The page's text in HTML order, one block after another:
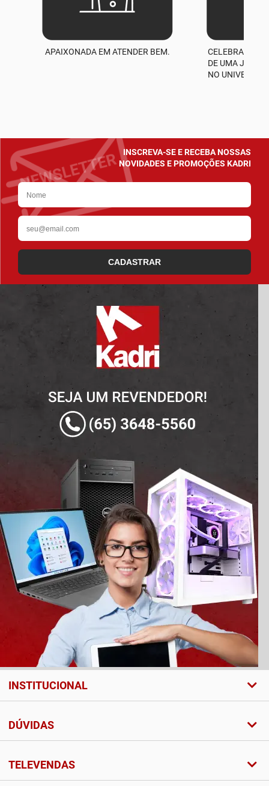
APAIXONADA EM ATENDER BEM.
CELEBRAMOS
DE UMA
NO UNIVERSO
INSCREVA-SE E RECEBA NOSSAS
NOVIDADES E PROMOÇÕES KADRI
CADASTRAR
INSTITUCIONAL
DÚVIDAS
TELEVENDAS